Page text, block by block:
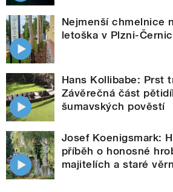
Nejmenší chmelnice
letoška v Plzni-
Hans Kollibabe: Prst
Závěrečná část
šumavských pověstí
Josef Koenigsmark:
příběh o honosné
majitelích a staré